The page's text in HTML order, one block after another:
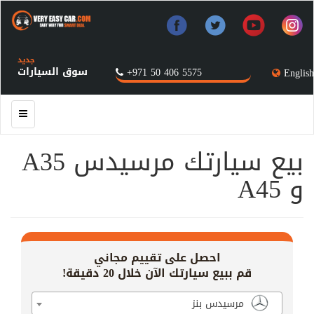
English
+971 50 406 5575 سوق السيارات
جديد
بيع سيارتك مرسيدس A35
و A45
احصل على تقييم مجاني
قم ببيع سيارتك الآن خلال 20 دقيقة!
مرسيدس بنز